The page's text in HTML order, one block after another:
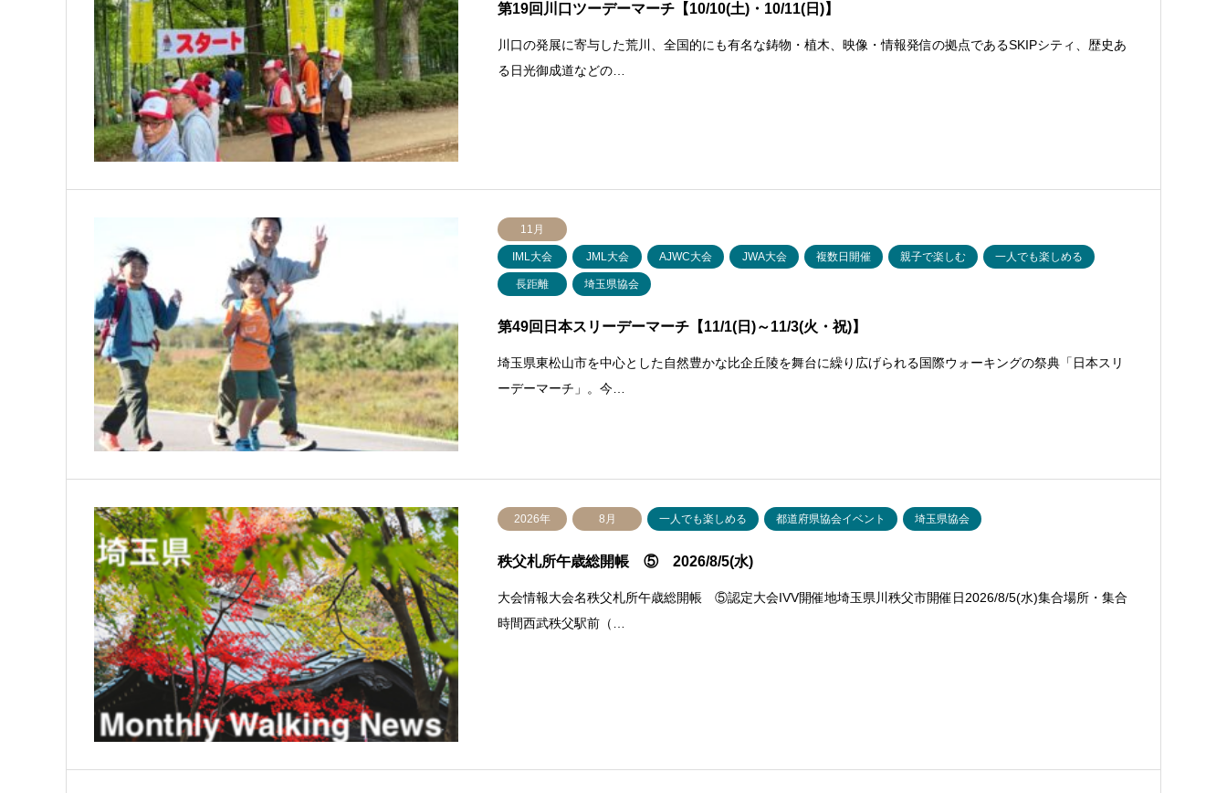
第19回川口ツーデーマーチ【10/10(土)・10/11(日)】
川口の発展に寄与した荒川、全国的にも有名な鋳物・植木、映像・情報発信の拠点であるSKIPシティ、歴史あ
る日光御成道などの…
11月
IML大会 JML大会 AJWC大会 JWA大会 複数日開催 親子で楽しむ 一人でも楽しめる
長距離 埼玉県協会
第49回日本スリーデーマーチ【11/1(日)～11/3(火・祝)】
埼玉県東松山市を中心とした自然豊かな比企丘陵を舞台に繰り広げられる国際ウォーキングの祭典「日本スリ
ーデーマーチ」。今…
2026年 8月 一人でも楽しめる 都道府県協会イベント 埼玉県協会
秩父札所午歳総開帳 ⑤ 2026/8/5(水)
大会情報大会名秩父札所午歳総開帳 ⑤認定大会IVV開催地埼玉県川秩父市開催日2026/8/5(水)集合場所・集合
時間西武秩父駅前（…